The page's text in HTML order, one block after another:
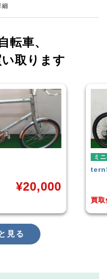
細
転車、
取ります
年モデル
¥33,249
買
見る